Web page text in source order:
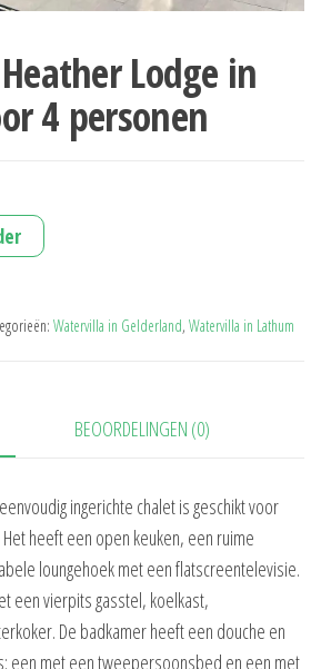
Lodge in
4 personen
Watervilla in Gelderland, Watervilla in Lathum
BEOORDELINGEN (0)
ingerichte chalet is geschikt voor
heeft een open keuken, een ruime
loungehoek met een flatscreentelevisie.
een vierpits gasstel, koelkast,
De badkamer heeft een douche en
een met een tweepersoonsbed en een met